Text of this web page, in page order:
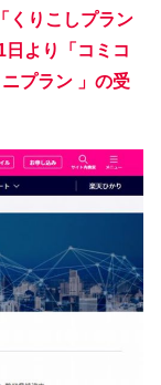
くりこしプラン
より「コミコ
プラン 」の受